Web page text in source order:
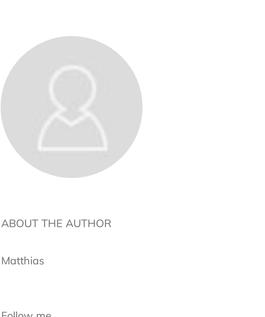
ABOUT THE AUTHOR
Matthias